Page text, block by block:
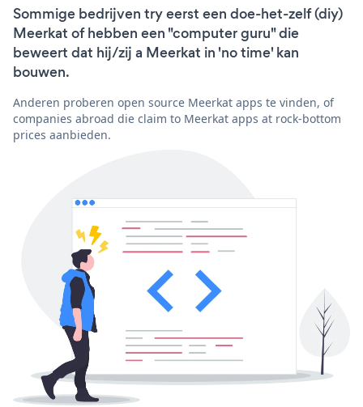
Sommige bedrijven try eerst een doe-het-zelf (diy)
Meerkat of hebben een "computer guru" die
beweert dat hij/zij a Meerkat in 'no time' kan
bouwen.
Anderen proberen open source Meerkat apps te vinden, of
companies abroad die claim to Meerkat apps at rock-bottom
prices aanbieden.